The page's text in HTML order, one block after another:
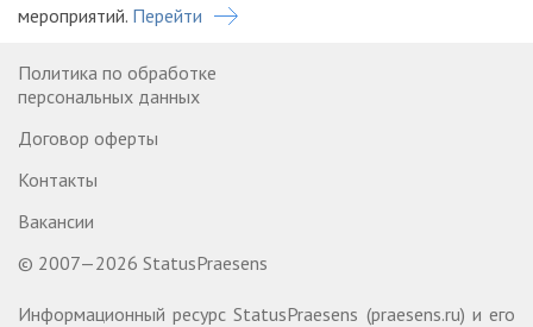
мероприятий. Перейти
Политика по обработке
персональных данных
Договор оферты
Контакты
Вакансии
© 2007—2026 StatusPraesens
Информационный ресурс StatusPraesens (praesens.ru) и его